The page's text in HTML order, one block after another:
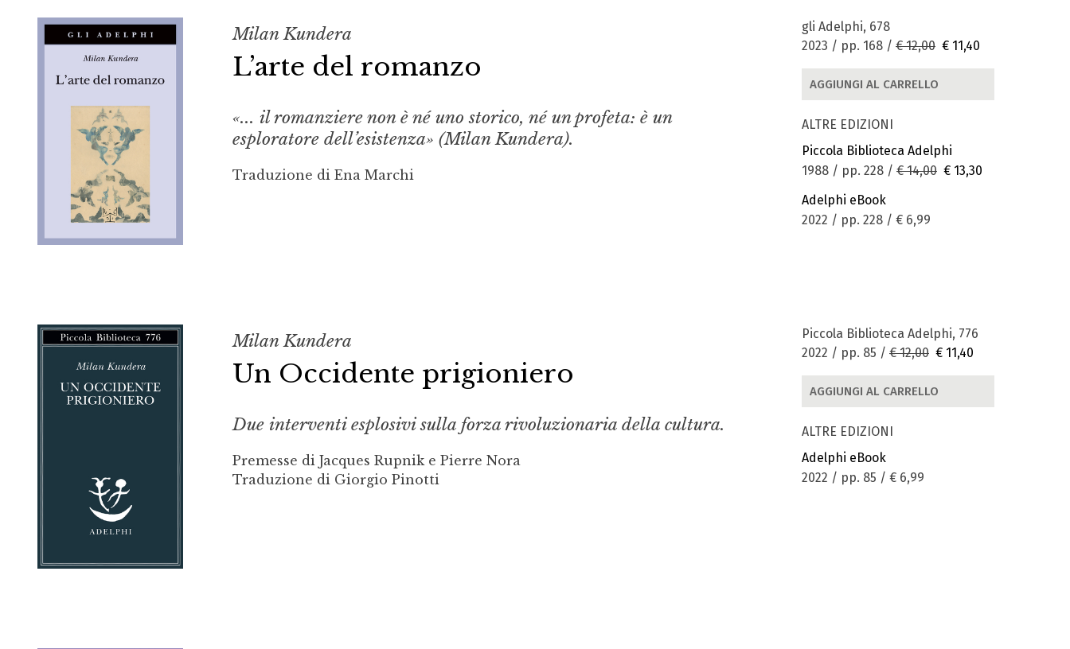
Milan Kundera
L’arte del romanzo
«... il romanziere non è né uno storico, né un profeta: è un
esploratore dell’esistenza» (Milan Kundera).
Traduzione di Ena Marchi
gli Adelphi, 678
2023 / pp. 168 / € 12,00 € 11,40
AGGIUNGI AL CARRELLO
ALTRE EDIZIONI
Piccola Biblioteca Adelphi
1988 / pp. 228 / € 14,00 € 13,30
Adelphi eBook
2022 / pp. 228 / € 6,99
Milan Kundera
Un Occidente prigioniero
Due interventi esplosivi sulla forza rivoluzionaria della cultura.
Premesse di Jacques Rupnik e Pierre Nora
Traduzione di Giorgio Pinotti
Piccola Biblioteca Adelphi, 776
2022 / pp. 85 / € 12,00 € 11,40
AGGIUNGI AL CARRELLO
ALTRE EDIZIONI
Adelphi eBook
2022 / pp. 85 / € 6,99